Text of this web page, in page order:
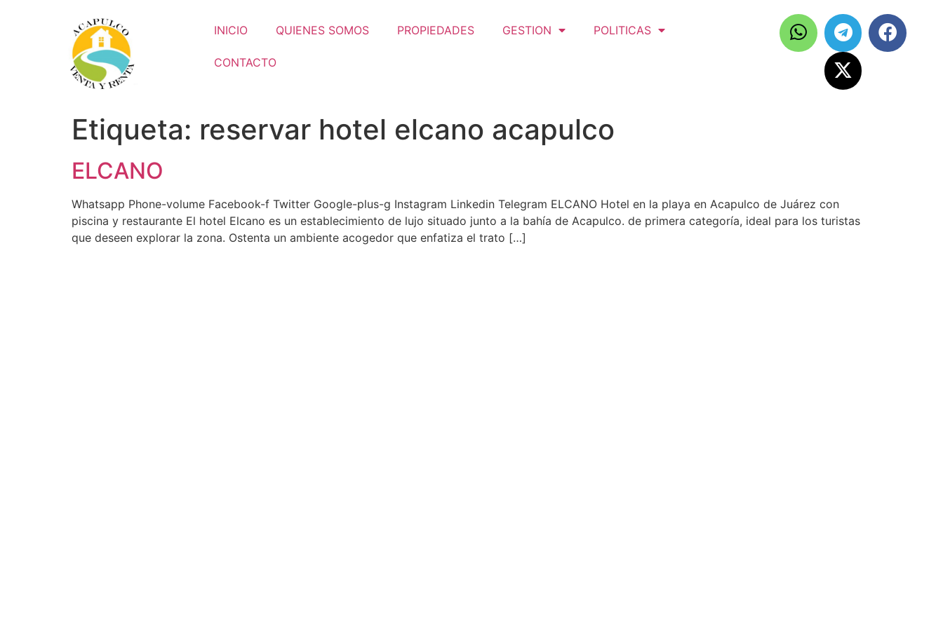
INICIO QUIENES SOMOS PROPIEDADES GESTION POLITICAS
CONTACTO
Etiqueta: reservar hotel elcano acapulco
ELCANO
Whatsapp Phone-volume Facebook-f Twitter Google-plus-g Instagram Linkedin Telegram ELCANO Hotel en la playa en Acapulco de Juárez con
piscina y restaurante El hotel Elcano es un establecimiento de lujo situado junto a la bahía de Acapulco. de primera categoría, ideal para los turistas
que deseen explorar la zona. Ostenta un ambiente acogedor que enfatiza el trato […]